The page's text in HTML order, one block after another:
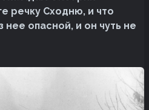
речку Сходню, и что
опасной, и он чуть не